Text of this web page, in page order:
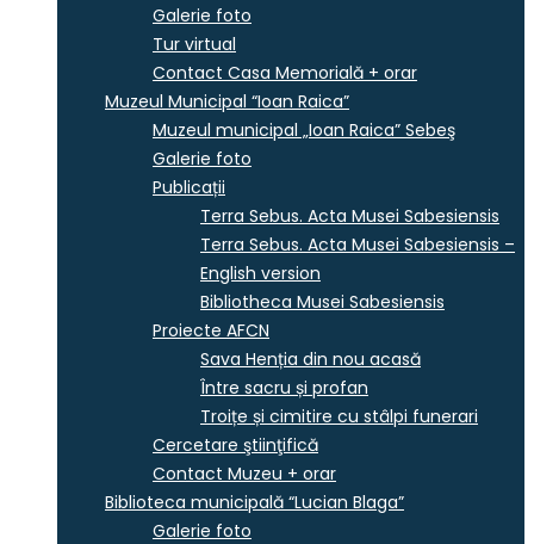
Galerie foto
Tur virtual
Contact Casa Memorială + orar
Muzeul Municipal “Ioan Raica”
Muzeul municipal „Ioan Raica” Sebeş
Galerie foto
Publicații
Terra Sebus. Acta Musei Sabesiensis
Terra Sebus. Acta Musei Sabesiensis –
English version
Bibliotheca Musei Sabesiensis
Proiecte AFCN
Sava Henția din nou acasă
Între sacru și profan
Troițe și cimitire cu stâlpi funerari
Cercetare ştiinţifică
Contact Muzeu + orar
Biblioteca municipală “Lucian Blaga”
Galerie foto